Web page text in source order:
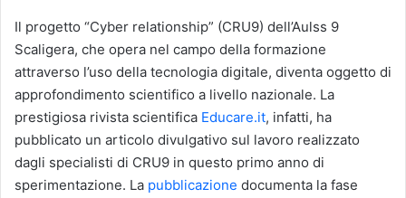
Il progetto “Cyber relationship” (CRU9) dell’Aulss 9
Scaligera, che opera nel campo della formazione
attraverso l’uso della tecnologia digitale, diventa oggetto di
approfondimento scientifico a livello nazionale. La
prestigiosa rivista scientifica Educare.it, infatti, ha
pubblicato un articolo divulgativo sul lavoro realizzato
dagli specialisti di CRU9 in questo primo anno di
sperimentazione. La pubblicazione documenta la fase